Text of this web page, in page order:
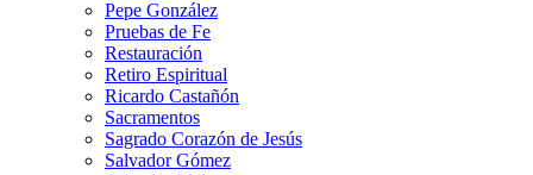
Pepe González
Pruebas de Fe
Restauración
Retiro Espiritual
Ricardo Castañón
Sacramentos
Sagrado Corazón de Jesús
Salvador Gómez